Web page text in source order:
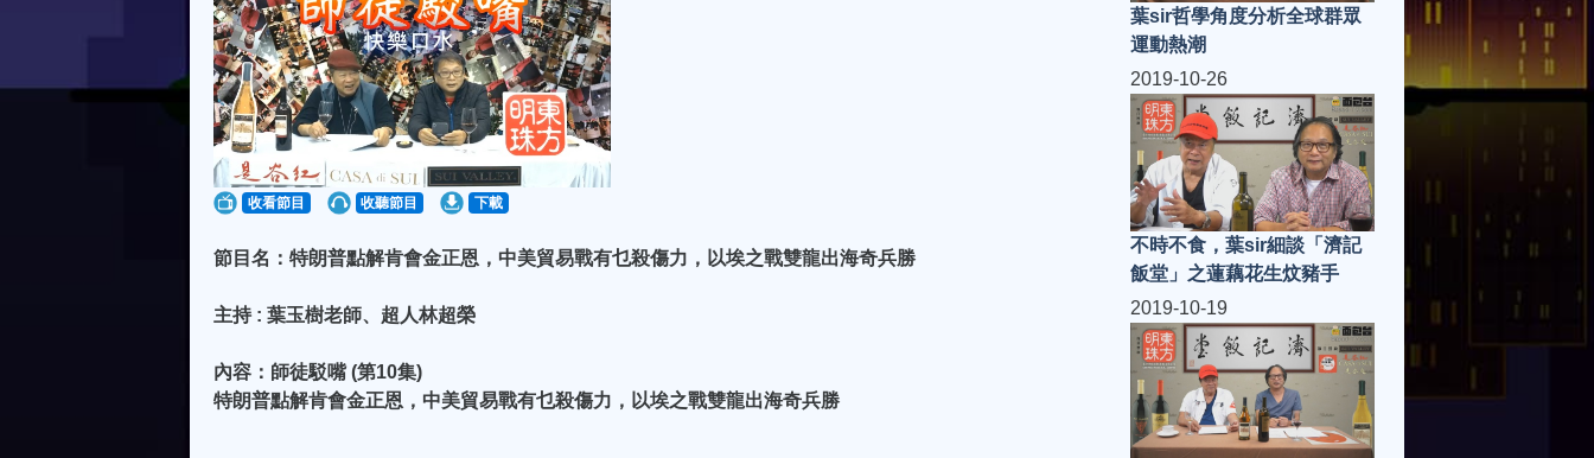
收看節目 收聽節目 下載
節目名：特朗普點解肯會金正恩，中美貿易戰有乜殺傷力，以埃之戰雙龍出海奇兵勝
主持 : 葉玉樹老師、超人林超榮
內容：師徒駁嘴 (第10集)
特朗普點解肯會金正恩，中美貿易戰有乜殺傷力，以埃之戰雙龍出海奇兵勝
葉sir哲學角度分析全球群眾
運動熱潮
2019-10-26
不時不食，葉sir細談「濟記
飯堂」之蓮藕花生炆豬手
2019-10-19